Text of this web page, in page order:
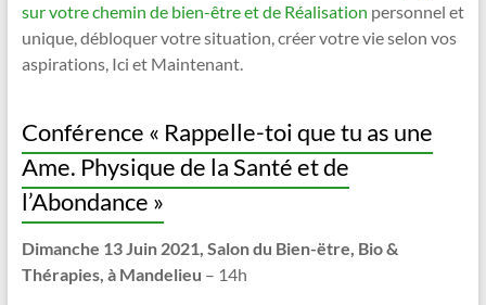
sur votre chemin de bien-être et de Réalisation personnel et
unique, débloquer votre situation, créer votre vie selon vos
aspirations, Ici et Maintenant.
Conférence « Rappelle-toi que tu as une
Ame. Physique de la Santé et de
l’Abondance »
Dimanche 13 Juin 2021, Salon du Bien-ëtre, Bio &
Thérapies, à Mandelieu – 14h